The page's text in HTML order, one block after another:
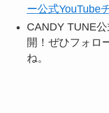
ー公式YouTube
CANDY TUNE
開！ぜひフォロ
ね。